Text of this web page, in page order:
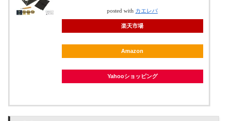
posted with カエレバ
楽天市場
Amazon
Yahooショッピング